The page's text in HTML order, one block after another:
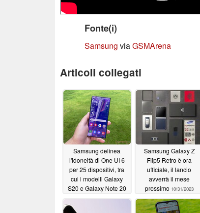
Fonte(i)
Samsung viaGSMArena
Articoli collegati
Samsung delinea
l'idoneità di One UI 6
per 25 dispositivi, tra
cui i modelli Galaxy
S20 e Galaxy Note 20
10/31/2023
Samsung Galaxy Z
Flip5 Retro è ora
ufficiale, il lancio
avverrà il mese
prossimo 10/31/2023